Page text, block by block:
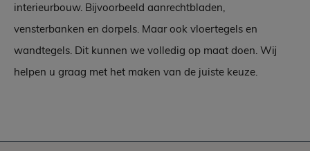
interieurbouw. Bijvoorbeeld aanrechtbladen,
vensterbanken en dorpels. Maar ook vloertegels en
wandtegels. Dit kunnen we volledig op maat doen. Wij
helpen u graag met het maken van de juiste keuze.